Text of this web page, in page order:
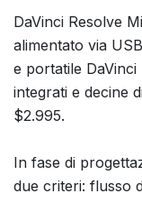
DaVinci Resolve
alimentato via
e portatile
integrati e decine
$2.995.
In fase di
due criteri: flusso